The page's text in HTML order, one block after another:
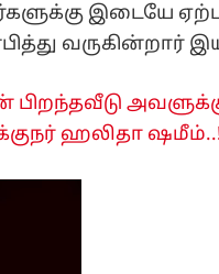
இடையே
வருகின்றார்
ஹலிதா